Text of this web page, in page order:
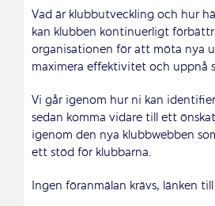
Vad är klubbutveckling och hur
kan klubben kontinuerligt
organisationen för att möta nya
maximera effektivitet och uppnå
Vi går igenom hur ni kan
sedan komma vidare till ett
igenom den nya klubbwebben
ett stöd för klubbarna.
Ingen föranmälan krävs, länken